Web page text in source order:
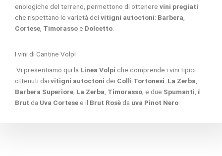
enologiche del terreno, permettono di ottenere vini pregiati
che rispettano le varietà deivitigni autoctoni: Barbera
Cortese Timorassoe Dolcetto
I vini di Cantine Volpi
Vi presentiamo qui la Linea Volpi che comprende i vini tipici
ottenuti daivitigni autoctoni dei Colli Tortonesi: La Zerba
Barbera Superiore; La Zerba Timorasso; e due Spumanti , il
Brut da Uva Cortesee il Brut Rosèda uva Pinot Nero